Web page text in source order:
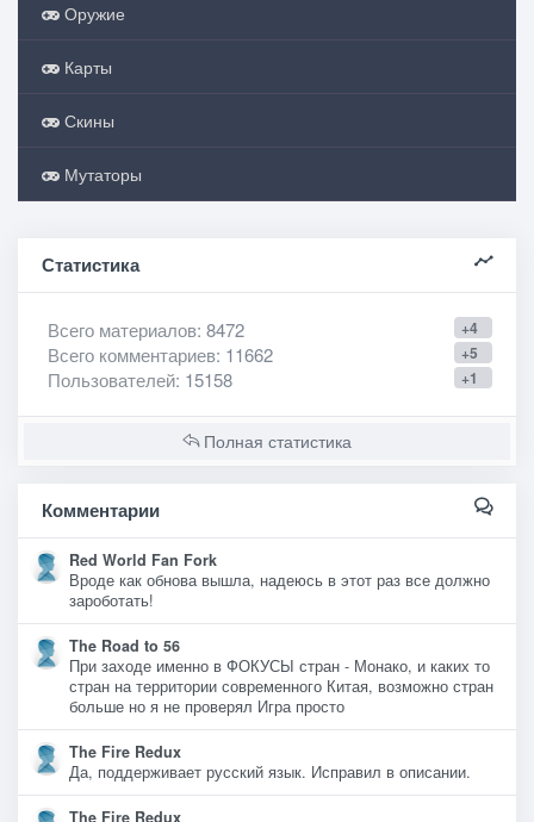
Оружие
Карты
Скины
Мутаторы
Статистика
+4
Всего материалов: 8472
+5
Всего комментариев: 11662
+1
Пользователей: 15158
Полная статистика
Комментарии
Red World Fan Fork
Вроде как обнова вышла, надеюсь в этот раз все должно
зароботать!
The Road to 56
При заходе именно в ФОКУСЫ стран - Монако, и каких то
стран на территории современного Китая, возможно стран
больше но я не проверял Игра просто
The Fire Redux
Да, поддерживает русский язык. Исправил в описании.
The Fire Redux